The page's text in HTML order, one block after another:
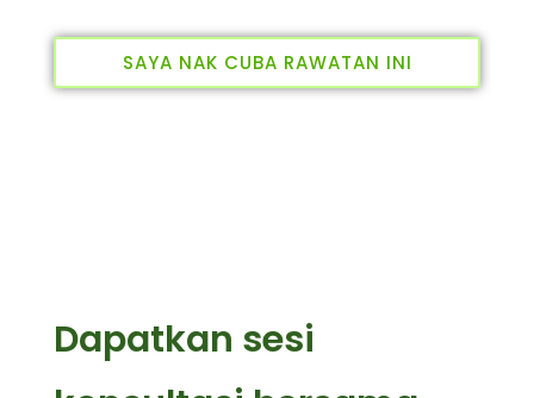
SAYA NAK CUBA RAWATAN INI
Dapatkan sesi